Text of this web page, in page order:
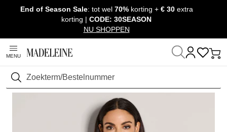
Navigatie overslaan, direct naar content
End of Season Sale: tot wel70% korting +€ 30 extra
korting | CODE: 30SEASON
NU SHOPPEN
MENU
Zoeken
Thuis Kleding Truien & Tricot